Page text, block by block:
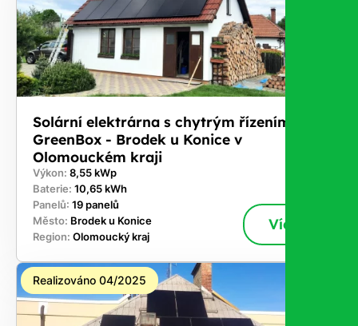
Solární elektrárna s chytrým řízením
GreenBox - Brodek u Konice v
Olomouckém kraji
Výkon: 8,55 kWp
Baterie: 10,65 kWh
Panelů: 19 panelů
Město: Brodek u Konice
Region: Olomoucký kraj
Více
Realizováno 04/2025